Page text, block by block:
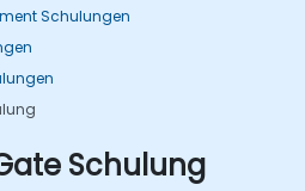
Schulungen
Schulung